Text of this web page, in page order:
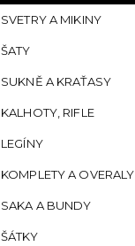
SVETRY A MIKINY
ŠATY
SUKNĚ A KRAŤASY
KALHOTY, RIFLE
LEGÍNY
KOMPLETY A OVERALY
SAKA A BUNDY
ŠÁTKY